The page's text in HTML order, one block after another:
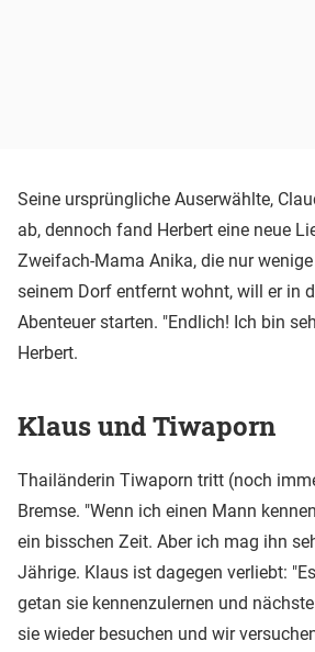
Seine ursprüngliche Auserwählte,
ab, dennoch fand Herbert eine neue
Zweifach-Mama Anika, die nur
seinem Dorf entfernt wohnt, will er in
Abenteuer starten. "Endlich! Ich bin
Herbert.
Klaus und Tiwaporn
Thailänderin Tiwaporn tritt (noch
Bremse. "Wenn ich einen Mann
ein bisschen Zeit. Aber ich mag ihn
Jährige. Klaus ist dagegen verliebt:
getan sie kennenzulernen und
sie wieder besuchen und wir